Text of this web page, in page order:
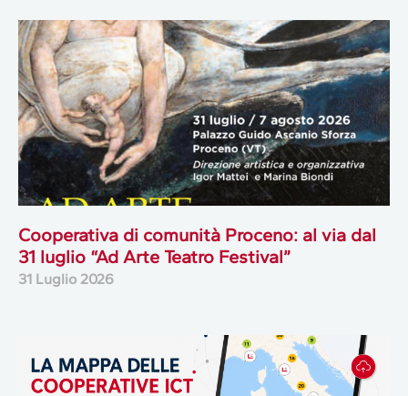
Cooperativa di comunità Proceno: al via dal
31 luglio “Ad Arte Teatro Festival”
31 Luglio 2026